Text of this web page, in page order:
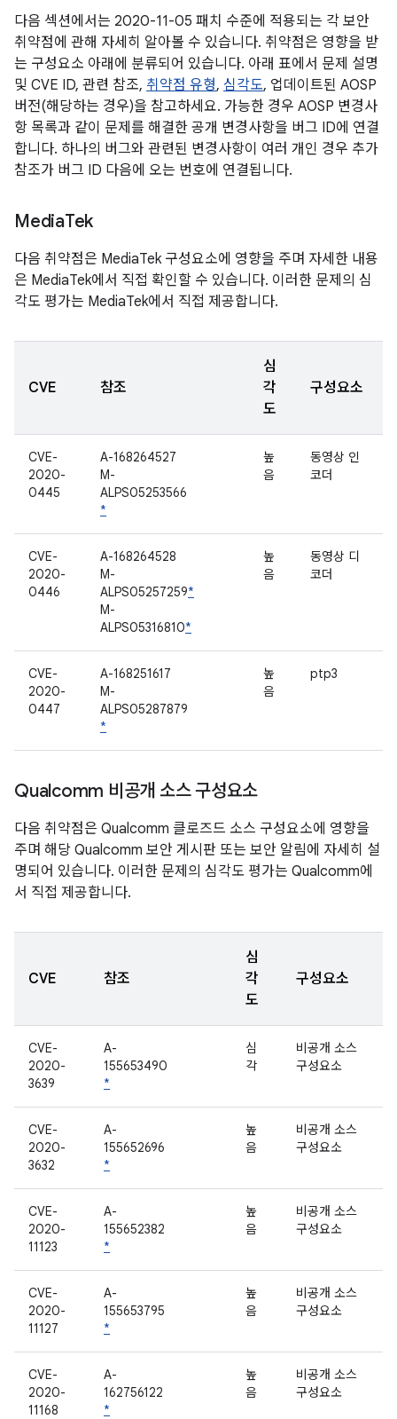
다음 섹션에서는 2020-11-05 패치 수준에 적용되는 각 보안
취약점에 관해 자세히 알아볼 수 있습니다. 취약점은 영향을 받
는 구성요소 아래에 분류되어 있습니다. 아래 표에서 문제 설명
및 CVE ID, 관련 참조, 취약점 유형, 심각도, 업데이트된 AOSP
버전(해당하는 경우)을 참고하세요. 가능한 경우 AOSP 변경사
항 목록과 같이 문제를 해결한 공개 변경사항을 버그 ID에 연결
합니다. 하나의 버그와 관련된 변경사항이 여러 개인 경우 추가
참조가 버그 ID 다음에 오는 번호에 연결됩니다.
MediaTek
다음 취약점은 MediaTek 구성요소에 영향을 주며 자세한 내용
은 MediaTek에서 직접 확인할 수 있습니다. 이러한 문제의 심
각도 평가는 MediaTek에서 직접 제공합니다.
CVE 참조
심
각
도
구성요소
CVE-
2020-
0445
A-168264527
M-
ALPS05253566
*
높
음
동영상 인
코더
CVE-
2020-
0446
A-168264528
M-
ALPS05257259*
M-
ALPS05316810*
높
음
동영상 디
코더
CVE-
2020-
0447
A-168251617
M-
ALPS05287879
*
높
음
ptp3
Qualcomm 비공개 소스 구성요소
다음 취약점은 Qualcomm 클로즈드 소스 구성요소에 영향을
주며 해당 Qualcomm 보안 게시판 또는 보안 알림에 자세히 설
명되어 있습니다. 이러한 문제의 심각도 평가는 Qualcomm에
서 직접 제공합니다.
CVE 참조
심
각
도
구성요소
CVE-
2020-
3639
A-
155653490
*
심
각
비공개 소스
구성요소
CVE-
2020-
3632
A-
155652696
*
높
음
비공개 소스
구성요소
CVE-
2020-
11123
A-
155652382
*
높
음
비공개 소스
구성요소
CVE-
2020-
11127
A-
155653795
*
높
음
비공개 소스
구성요소
CVE-
2020-
11168
A-
162756122
*
높
음
비공개 소스
구성요소